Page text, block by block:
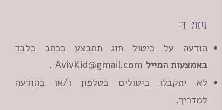
ביטול חוג
הודעה על ביטול חוג תתבצע בכתב בלבד
באמצעות המייל AvivKid@gmail.com
.
לא יתקבלו ביטולים בטלפון ו/או בהודעה
למדריך.